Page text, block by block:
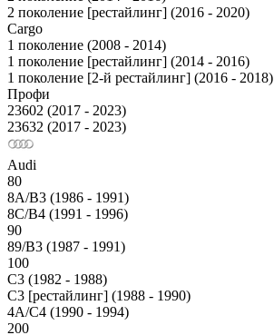
2 поколение [рестайлинг] (2016 - 2020)
Cargo
1 поколение (2008 - 2014)
1 поколение [рестайлинг] (2014 - 2016)
1 поколение [2-й рестайлинг] (2016 - 2018)
Профи
23602 (2017 - 2023)
23632 (2017 - 2023)
Audi
80
8A/B3 (1986 - 1991)
8C/B4 (1991 - 1996)
90
89/B3 (1987 - 1991)
100
С3 (1982 - 1988)
С3 [рестайлинг] (1988 - 1990)
4A/C4 (1990 - 1994)
200